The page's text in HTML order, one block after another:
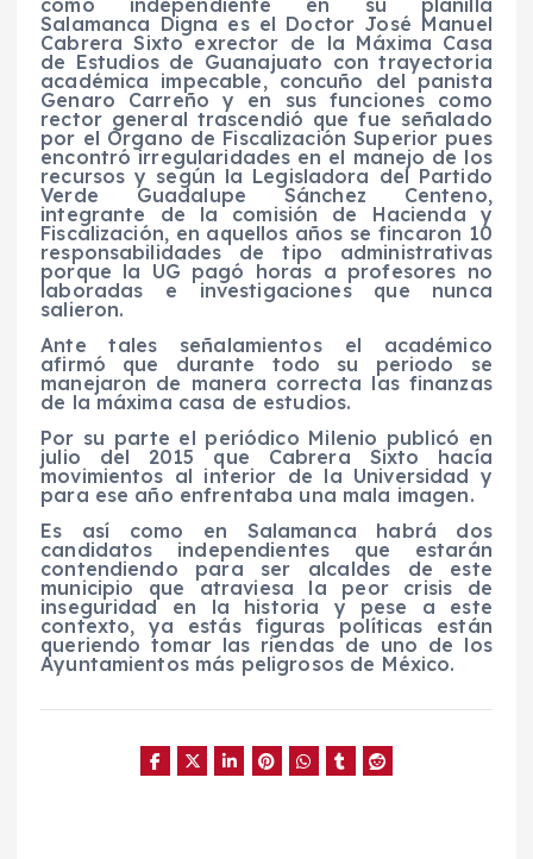
Salamanca Digna es el Doctor José Manuel
Cabrera Sixto exrector de la Máxima Casa
de Estudios de Guanajuato con trayectoria
académica impecable, concuño del panista
Genaro Carreño y en sus funciones como
rector general trascendió que fue señalado
por el Órgano de Fiscalización Superior pues
encontró irregularidades en el manejo de los
recursos y según la Legisladora del Partido
Verde Guadalupe Sánchez Centeno,
integrante de la comisión de Hacienda y
Fiscalización, en aquellos años se fincaron 10
responsabilidades de tipo administrativas
porque la UG pagó horas a profesores no
laboradas e investigaciones que nunca
salieron.
Ante tales señalamientos el académico
afirmó que durante todo su periodo se
manejaron de manera correcta las finanzas
de la máxima casa de estudios.
Por su parte el periódico Milenio publicó en
julio del 2015 que Cabrera Sixto hacía
movimientos al interior de la Universidad y
para ese año enfrentaba una mala imagen.
Es así como en Salamanca habrá dos
candidatos independientes que estarán
contendiendo para ser alcaldes de este
municipio que atraviesa la peor crisis de
inseguridad en la historia y pese a este
contexto, ya estás figuras políticas están
queriendo tomar las riendas de uno de los
Ayuntamientos más peligrosos de México.